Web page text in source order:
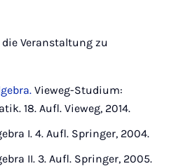
Veranstaltung zu
Vieweg-Studium:
18. Aufl. Vieweg, 2014.
I. 4. Aufl. Springer, 2004.
II. 3. Aufl. Springer, 2005.